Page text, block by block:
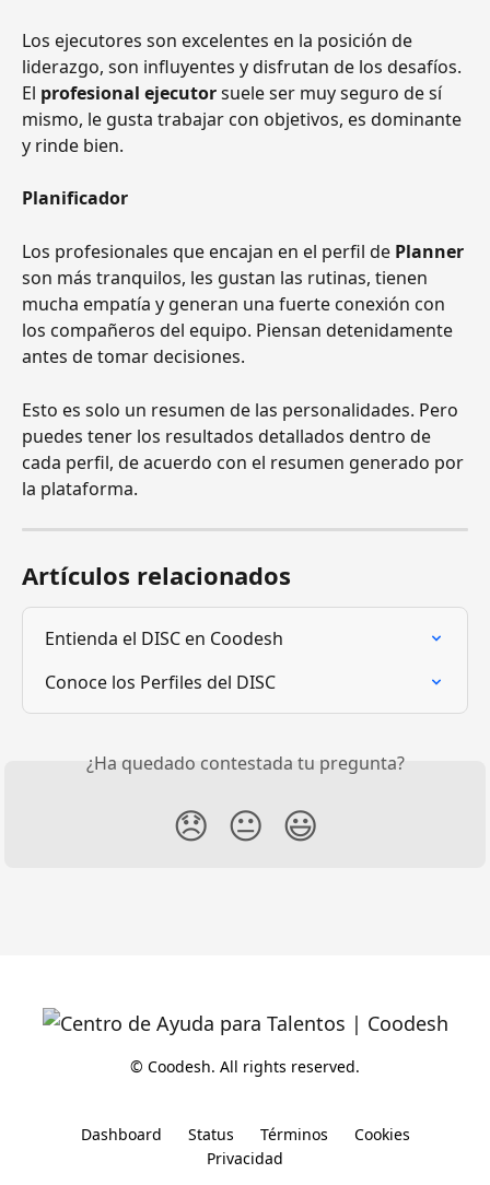
Los ejecutores son excelentes en la posición de
liderazgo, son influyentes y disfrutan de los desafíos.
El profesional ejecutor suele ser muy seguro de sí
mismo, le gusta trabajar con objetivos, es dominante
y rinde bien.
Planificador
Los profesionales que encajan en el perfil de Planner
son más tranquilos, les gustan las rutinas, tienen
mucha empatía y generan una fuerte conexión con
los compañeros del equipo. Piensan detenidamente
antes de tomar decisiones.
Esto es solo un resumen de las personalidades. Pero
puedes tener los resultados detallados dentro de
cada perfil, de acuerdo con el resumen generado por
la plataforma.
Artículos relacionados
Entienda el DISC en Coodesh
Conoce los Perfiles del DISC
¿Ha quedado contestada tu pregunta?
😞 😐 😃
© Coodesh. All rights reserved.
Dashboard Status Términos
Cookies
Privacidad